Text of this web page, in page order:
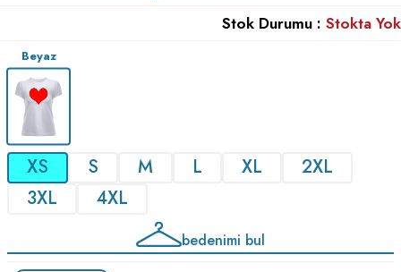
Stok Durumu : Stokta Yok
Beyaz
XS S M L XL
2XL
3XL
4XL
bedenimi bul